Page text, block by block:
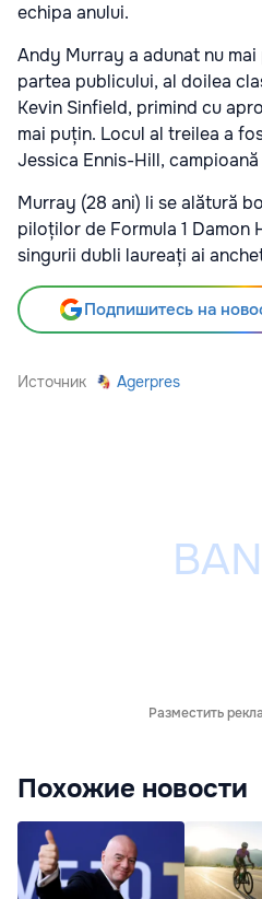
echipa anului.
Andy Murray a adunat nu
partea publicului, al doilea
Kevin Sinfield, primind cu
mai puțin. Locul al treilea a
Jessica Ennis-Hill,
Murray (28 ani) li se alătură
piloților de Formula 1 Damon
singurii dubli laureați ai
Подпишитесь на
Источник Agerpres
Разместить
Похожие новости